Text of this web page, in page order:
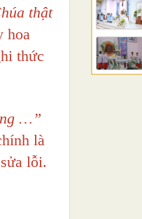
thật
hoa
thức
…”
là
lỗi.